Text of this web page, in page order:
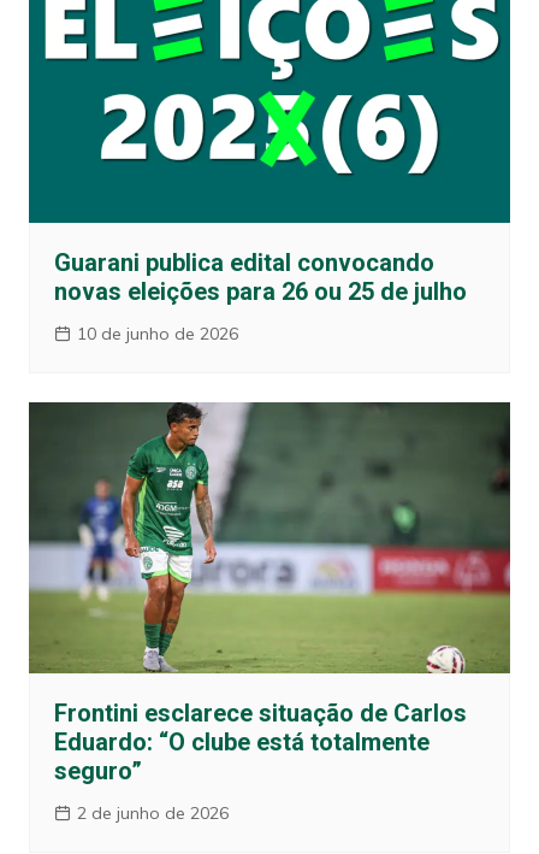
Guarani publica edital convocando
novas eleições para 26 ou 25 de julho
10 de junho de 2026
Frontini esclarece situação de Carlos
Eduardo: “O clube está totalmente
seguro”
2 de junho de 2026